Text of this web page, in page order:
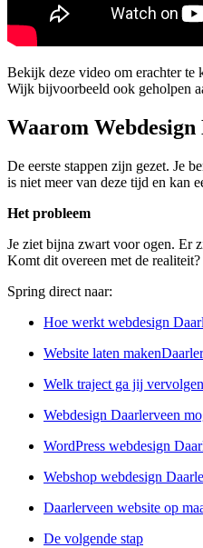
Bekijk deze video om erachter te
Wijk bijvoorbeeld ook geholpen
Waarom
De eerste stappen zijn gezet. Je
is niet meer van deze tijd en kan
Het probleem
Je ziet bijna zwart voor ogen. Er
Komt dit overeen met de
Spring direct naar:
Hoe werkt webdesign
Website laten
Welk traject ga jij
Webdesign Daarlerveen
WordPress webdesign
Webshop webdesign
Daarlerveen website op
De volgende stap